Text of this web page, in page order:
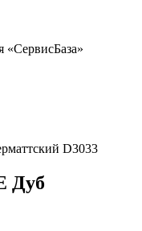
«СервисБаза»
D3033
Дуб